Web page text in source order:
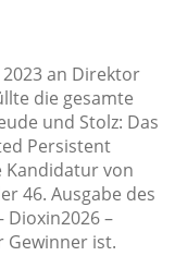
an Direktor
die gesamte
und Stolz: Das
Persistent
Kandidatur von
46. Ausgabe des
–
Gewinner ist.